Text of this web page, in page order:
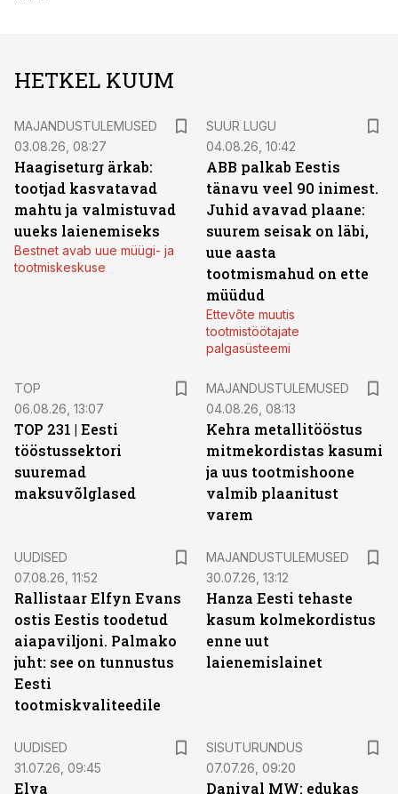
HETKEL KUUM
MAJANDUSTULEMUSED
03.08.26, 08:27
Haagiseturg ärkab:
tootjad kasvatavad
mahtu ja valmistuvad
uueks laienemiseks
Bestnet avab uue müügi- ja
tootmiskeskuse
SUUR LUGU
04.08.26, 10:42
ABB palkab Eestis
tänavu veel 90 inimest.
Juhid avavad plaane:
suurem seisak on läbi,
uue aasta
tootmismahud on ette
müüdud
Ettevõte muutis
tootmistöötajate
palgasüsteemi
TOP
06.08.26, 13:07
TOP 231 | Eesti
tööstussektori
suuremad
maksuvõlglased
MAJANDUSTULEMUSED
04.08.26, 08:13
Kehra metallitööstus
mitmekordistas kasumi
ja uus tootmishoone
valmib plaanitust
varem
UUDISED
07.08.26, 11:52
Rallistaar Elfyn Evans
ostis Eestis toodetud
aiapaviljoni. Palmako
juht: see on tunnustus
Eesti
tootmiskvaliteedile
MAJANDUSTULEMUSED
30.07.26, 13:12
Hanza Eesti tehaste
kasum kolmekordistus
enne uut
laienemislainet
UUDISED
31.07.26, 09:45
Elva
SISUTURUNDUS
07.07.26, 09:20
Danival MW: edukas